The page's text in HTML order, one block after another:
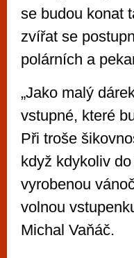
se budou konat
zvířat se
polárních a
„Jako malý
vstupné, které
Při troše
když kdykoliv
vyrobenou
volnou
Michal Vaňáč.